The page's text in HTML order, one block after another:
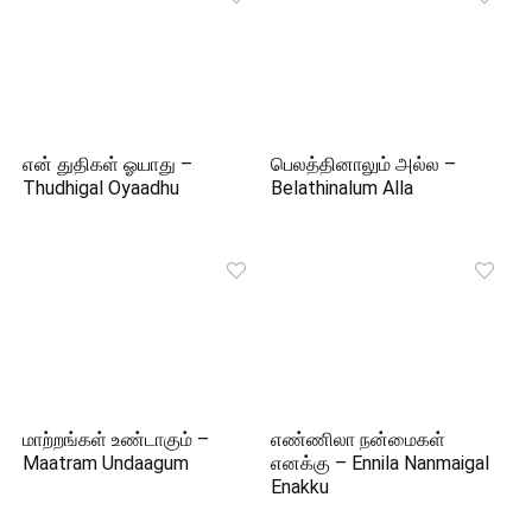
என் துதிகள் ஓயாது –
Thudhigal Oyaadhu
பெலத்தினாலும் அல்ல –
Belathinalum Alla
மாற்றங்கள் உண்டாகும் –
Maatram Undaagum
எண்ணிலா நன்மைகள்
எனக்கு – Ennila Nanmaigal
Enakku